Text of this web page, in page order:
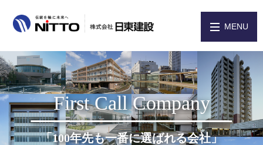
MENU
ホーム お知らせ
会社案内 商品情報
実績紹介 環境への取り組み
First Call Company
「100年先も一番に選ばれる会社」